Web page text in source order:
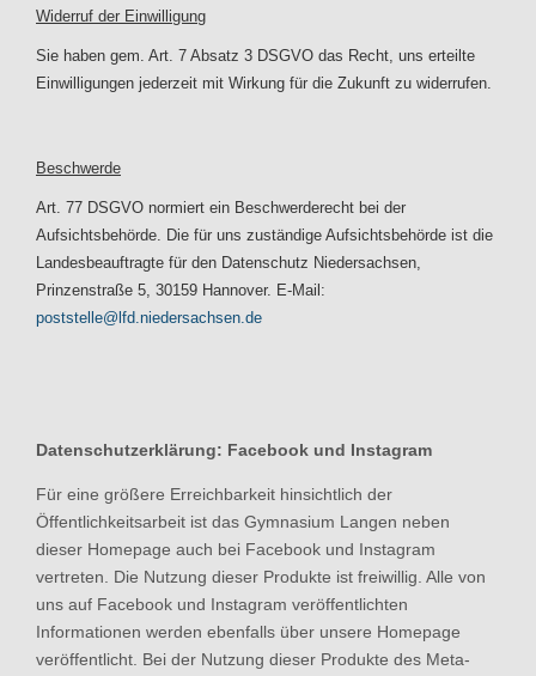
Widerruf der Einwilligung
Sie haben gem. Art. 7 Absatz 3 DSGVO das Recht, uns erteilte
Einwilligungen jederzeit mit Wirkung für die Zukunft zu widerrufen.
Beschwerde
Art. 77 DSGVO normiert ein Beschwerderecht bei der
Aufsichtsbehörde. Die für uns zuständige Aufsichtsbehörde ist die
Landesbeauftragte für den Datenschutz Niedersachsen,
Prinzenstraße 5, 30159 Hannover. E-Mail:
poststelle@lfd.niedersachsen.de
Datenschutzerklärung: Facebook und Instagram
Für eine größere Erreichbarkeit hinsichtlich der
Öffentlichkeitsarbeit ist das Gymnasium Langen neben
dieser Homepage auch bei Facebook und Instagram
vertreten. Die Nutzung dieser Produkte ist freiwillig. Alle von
uns auf Facebook und Instagram veröffentlichten
Informationen werden ebenfalls über unsere Homepage
veröffentlicht. Bei der Nutzung dieser Produkte des Meta-